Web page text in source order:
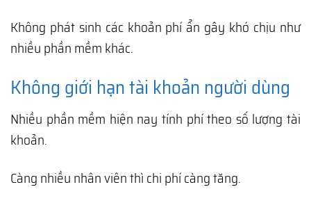
Không phát sinh các khoản phí ẩn gây khó chịu như
nhiều phần mềm khác.
Không giới hạn tài khoản người dùng
Nhiều phần mềm hiện nay tính phí theo số lượng tài
khoản.
Càng nhiều nhân viên thì chi phí càng tăng.